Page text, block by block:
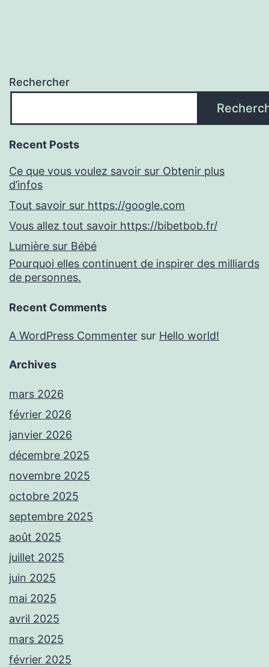
Rechercher
Recent Posts
Ce que vous voulez savoir sur Obtenir plus
d’infos
Tout savoir sur https://google.com
Vous allez tout savoir https://bibetbob.fr/
Lumière sur Bébé
Pourquoi elles continuent de inspirer des milliards
de personnes.
Recent Comments
A WordPress Commenter sur Hello world!
Archives
mars 2026
février 2026
janvier 2026
décembre 2025
novembre 2025
octobre 2025
septembre 2025
août 2025
juillet 2025
juin 2025
mai 2025
avril 2025
mars 2025
février 2025